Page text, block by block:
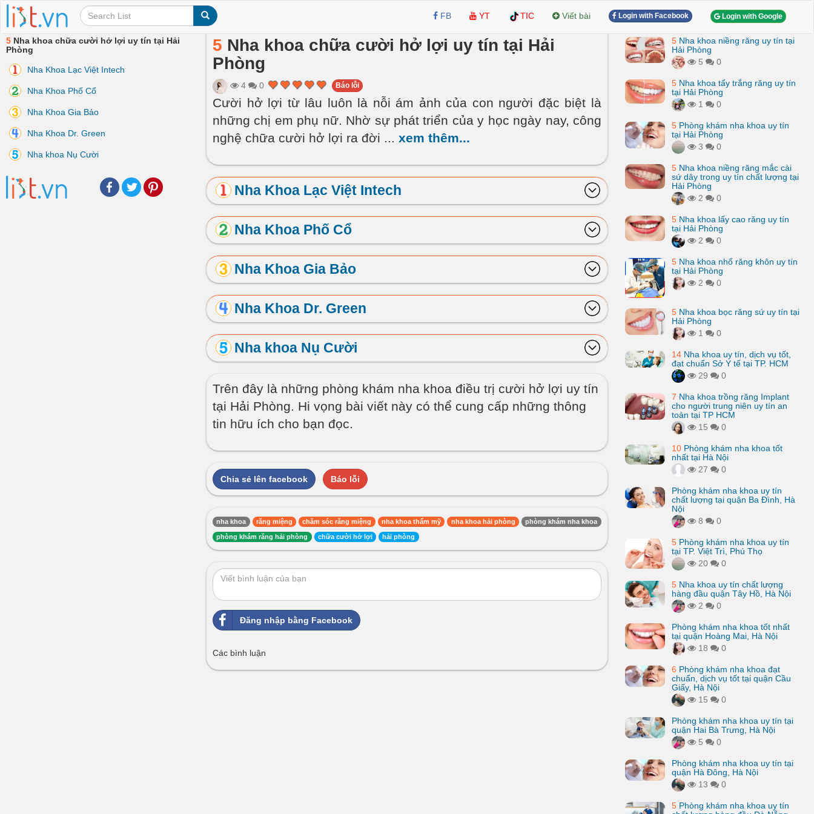
FB YT TIC Viết bài Login with Facebook Login with Google
5 Nha khoa chữa cười hở lợi uy tín tại Hải
Phòng
Nha Khoa Lạc Việt Intech
Nha Khoa Phố Cổ
Nha Khoa Gia Bảo
Nha Khoa Dr. Green
Nha khoa Nụ Cười
Facebook
TwitterPinterest
5 Nha khoa chữa cười hở lợi uy tín tại Hải
Phòng
4 0 Báo lỗi
Cười hở lợi từ lâu luôn là nỗi ám ảnh của con người đặc biệt là
những chị em phụ nữ. Nhờ sự phát triển của y học ngày nay, công
nghệ chữa cười hở lợi ra đời ... xem thêm...
Nha Khoa Lạc Việt Intech
Nha Khoa Phố Cổ
Nha Khoa Gia Bảo
Nha Khoa Dr. Green
Nha khoa Nụ Cười
Trên đây là những phòng khám nha khoa điều trị cười hở lợi uy tín
tại Hải Phòng. Hi vọng bài viết này có thể cung cấp những thông
tin hữu ích cho bạn đọc.
Chia sẻ lên facebook Báo lỗi
nha khoa răng miệng chăm sóc răng miệng nha khoa thẩm mỹ nha khoa hải phòng phòng khám nha khoa
phòng khám răng hải phòng chữa cười hở lợi hải phòng
Đăng nhập bằng Facebook
Các bình luận
5 Nha khoa niềng răng uy tín tại
Hải Phòng
5
0
5 Nha khoa tẩy trắng răng uy tín
tại Hải Phòng
1
0
5 Phòng khám nha khoa uy tín
tại Hải Phòng
3
0
5 Nha khoa niềng răng mắc cài
sứ dây trong uy tín chất lượng tại
Hải Phòng
2
0
5 Nha khoa lấy cao răng uy tín
tại Hải Phòng
2
0
5 Nha khoa nhổ răng khôn uy tín
tại Hải Phòng
2
0
5 Nha khoa bọc răng sứ uy tín tại
Hải Phòng
1
0
14 Nha khoa uy tín, dịch vụ tốt,
đạt chuẩn Sở Y tế tại TP. HCM
29
0
7 Nha khoa trồng răng Implant
cho người trung niên uy tín an
toàn tại TP HCM
15
0
10 Phòng khám nha khoa tốt
nhất tại Hà Nội
27
0
Phòng khám nha khoa uy tín
chất lượng tại quận Ba Đình, Hà
Nội
8
0
5 Phòng khám nha khoa uy tín
tại TP. Việt Trì, Phú Thọ
20
0
5 Nha khoa uy tín chất lượng
hàng đầu quận Tây Hồ, Hà Nội
2
0
Phòng khám nha khoa tốt nhất
tại quận Hoàng Mai, Hà Nội
18
0
6 Phòng khám nha khoa đạt
chuẩn, dịch vụ tốt tại quận Cầu
Giấy, Hà Nội
15
0
Phòng khám nha khoa uy tín tại
quận Hai Bà Trưng, Hà Nội
5
0
Phòng khám nha khoa uy tín tại
quận Hà Đông, Hà Nội
13
0
5 Phòng khám nha khoa uy tín